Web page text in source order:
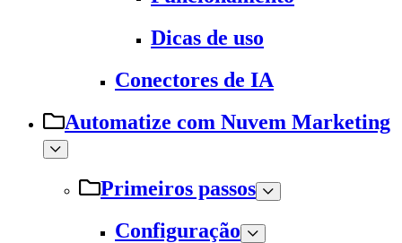
Dicas de uso
Conectores de IA
Automatize com Nuvem Marketing
Primeiros passos
Configuração